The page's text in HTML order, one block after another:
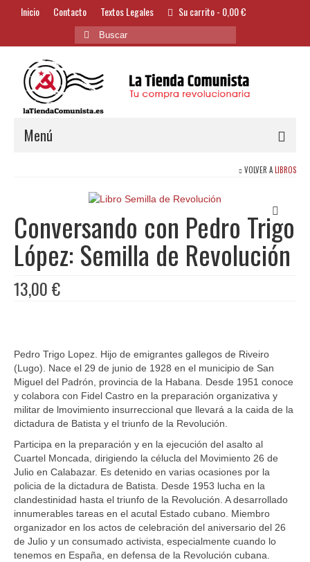
Inicio Contacto Textos Legales Su carrito- 0,00€
Buscar
por:
Menú
Textil y Accesorios
Bordados
Banderas
VOLVER ALIBROS
Conversando con Pedro Trigo
López: Semilla de Revolución
13,00€
Pedro Trigo Lopez. Hijo de emigrantes gallegos de Riveiro
(Lugo). Nace el 29 de junio de 1928 en el municipio de San
Miguel del Padrón, provincia de la Habana. Desde 1951 conoce
y colabora con Fidel Castro en la preparación organizativa y
militar de lmovimiento insurreccional que llevará a la caida de la
dictadura de Batista y el triunfo de la Revolución.
Participa en la preparación y en la ejecución del asalto al
Cuartel Moncada, dirigiendo la célucla del Movimiento 26 de
Julio en Calabazar. Es detenido en varias ocasiones por la
policia de la dictadura de Batista. Desde 1953 lucha en la
clandestinidad hasta el triunfo de la Revolución. A desarrollado
innumerables tareas en el acutal Estado cubano. Miembro
organizador en los actos de celebración del aniversario del 26
de Julio y un consumado activista, especialmente cuando lo
tenemos en España, en defensa de la Revolución cubana.